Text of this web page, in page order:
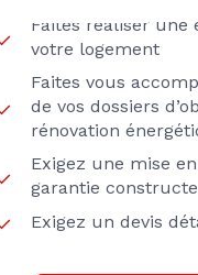
Faites réaliser une
votre logement
Faites vous
de vos dossiers
rénovation
Exigez une mise
garantie
Exigez un devis